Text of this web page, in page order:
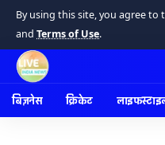
By using this site, you agree to
and Terms of Use.
बिज़नेस क्रिकेट